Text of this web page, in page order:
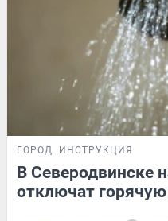
ГОРОД ИНСТРУКЦИЯ
В Северодвинске
отключат